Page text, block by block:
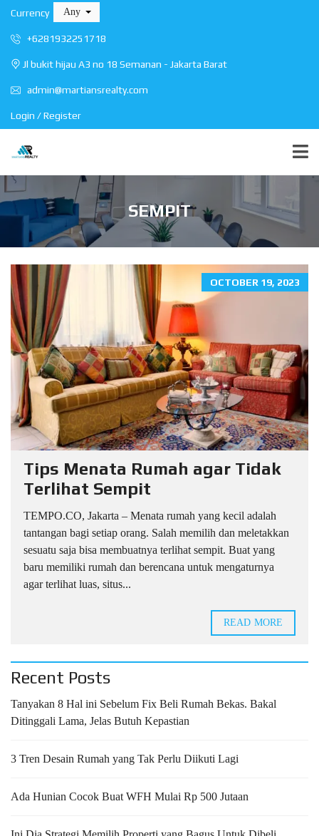
Currency Any
+6281932251718
Jl bukit hijau A3 no 18 Semanan - Jakarta Barat
admin@martiansrealty.com
Login / Register
SEMPIT
OCTOBER 19, 2023
Tips Menata Rumah agar Tidak
Terlihat Sempit
TEMPO.CO, Jakarta – Menata rumah yang kecil adalah
tantangan bagi setiap orang. Salah memilih dan meletakkan
sesuatu saja bisa membuatnya terlihat sempit. Buat yang
baru memiliki rumah dan berencana untuk mengaturnya
agar terlihat luas, situs...
READ MORE
Recent Posts
Tanyakan 8 Hal ini Sebelum Fix Beli Rumah Bekas. Bakal
Ditinggali Lama, Jelas Butuh Kepastian
3 Tren Desain Rumah yang Tak Perlu Diikuti Lagi
Ada Hunian Cocok Buat WFH Mulai Rp 500 Jutaan